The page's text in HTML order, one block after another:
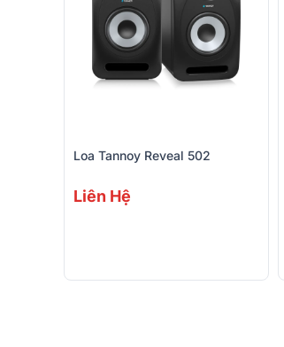
Loa Tannoy Reveal 502
Liên Hệ